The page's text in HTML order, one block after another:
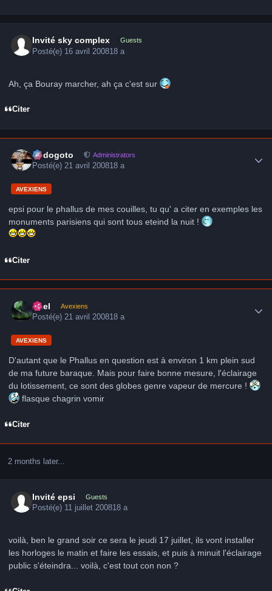
Invité sky complex Guests
Posté(e) 16 avril 200818 a
Ah, ça Bouray marcher, ah ça c'est sur
Citer
frédogoto Administrators
Posté(e)21 avril 200818 a
AVEXIENS
epsi pour le phallus de mes couilles, tu qu' a citer en exemples les
monuments parisiens qui sont tous eteind la nuit !
Citer
Axel Avexiens
Posté(e)21 avril 200818 a
AVEXIENS
D'autant que le Phallus en question est à environ 1 km plein sud
de ma future baraque. Mais pour faire bonne mesure, l'éclairage
du lotissement, ce sont des globes genre vapeur de mercure !
flasque chagrin vomir
Citer
2 months later...
Invité epsi Guests
Posté(e) 11 juillet 200818 a
voilà, ben le grand soir ce sera le jeudi 17 juillet, ils vont installer
les horloges le matin et faire les essais, et puis à minuit l'éclairage
public s'éteindra... voilà, c'est tout con non ?